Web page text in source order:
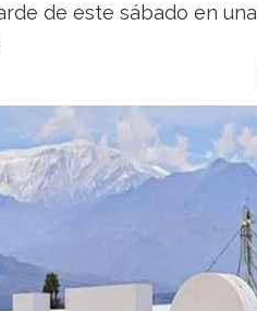
de este sábado en una